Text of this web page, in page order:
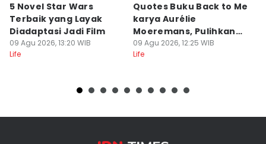
5 Novel Star Wars
Terbaik yang Layak
Diadaptasi Jadi Film
09 Agu 2026, 13:20 WIB
Life
Quotes Buku Back to Me
karya Aurélie
Moeremans, Pulihkan
Luka Terdalam
09 Agu 2026, 12:25 WIB
Life